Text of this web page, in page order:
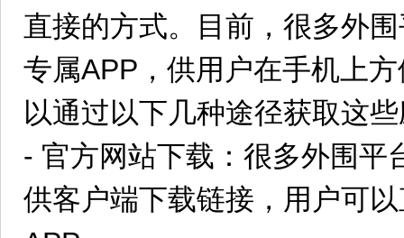
直接的方式。目前，很多外
专属APP，供用户在手机上
以通过以下几种途径获取这
- 官方网站下载：很多外围平
供客户端下载链接，用户可